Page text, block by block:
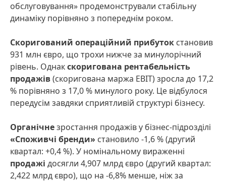
обслуговування» продемонстрували стабільну
динаміку порівняно з попереднім роком.
Скоригований операційний прибуток становив
931 млн євро, що трохи нижче за минулорічний
рівень. Однакскоригована рентабельність
продажів(скоригована маржа EBIT) зросла до 17,2
% порівняно з 17,0 % минулого року. Це відбулося
передусім завдяки сприятливій структурі бізнесу.
Органічнезростання продажів у бізнес-підрозділі
«Споживчі бренди» становило -1,6 % (другий
квартал: +0,4 %). У номінальному вираженні
продажі досягли 4,907 млрд євро (другий квартал:
2,422 млрд євро), що на -6,8% менше, ніж за